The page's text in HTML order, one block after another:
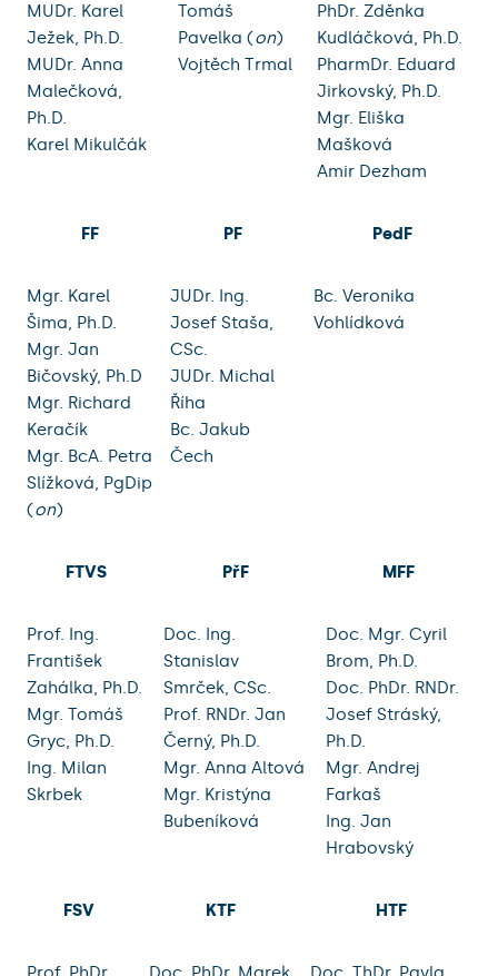
MUDr. Karel
Ježek, Ph.D.
MUDr. Anna
Malečková,
Ph.D.
Karel Mikulčák
Tomáš
Pavelka (on)
Vojtěch Trmal
PhDr. Zděnka
Kudláčková, Ph.D.
PharmDr. Eduard
Jirkovský, Ph.D.
Mgr. Eliška
Mašková
Amir Dezham
FF PF PedF
Mgr. Karel
Šima, Ph.D.
Mgr. Jan
Bičovský, Ph.D
Mgr. Richard
Keračík
Mgr. BcA. Petra
Slížková, PgDip
(on)
JUDr. Ing.
Josef Staša,
CSc.
JUDr. Michal
Říha
Bc. Jakub
Čech
Bc. Veronika
Vohlídková
FTVS PřF MFF
Prof. Ing.
František
Zahálka, Ph.D.
Mgr. Tomáš
Gryc, Ph.D.
Ing. Milan
Skrbek
Doc. Ing.
Stanislav
Smrček, CSc.
Prof. RNDr. Jan
Černý, Ph.D.
Mgr. Anna Altová
Mgr. Kristýna
Bubeníková
Doc. Mgr. Cyril
Brom, Ph.D.
Doc. PhDr. RNDr.
Josef Stráský,
Ph.D.
Mgr. Andrej
Farkaš
Ing. Jan
Hrabovský
FSV KTF HTF